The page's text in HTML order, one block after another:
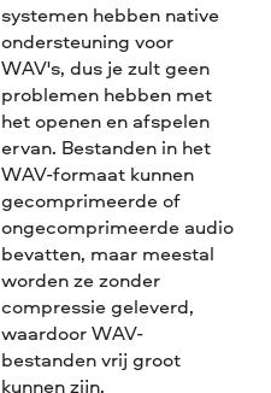
systemen hebben native
ondersteuning voor
WAV's, dus je zult geen
problemen hebben met
het openen en afspelen
ervan. Bestanden in het
WAV-formaat kunnen
gecomprimeerde of
ongecomprimeerde audio
bevatten, maar meestal
worden ze zonder
compressie geleverd,
waardoor WAV-
bestanden vrij groot
kunnen zijn.